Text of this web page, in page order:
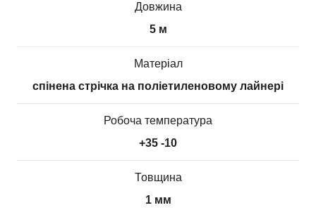
Довжина
5 м
Матеріал
спінена стрічка на поліетиленовому лайнері
Робоча температура
+35 -10
Товщина
1 мм